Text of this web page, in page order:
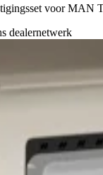
voor MAN
dealernetwerk